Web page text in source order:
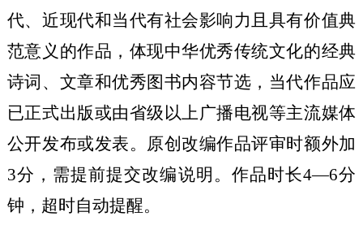
代、近现代和当代有社会影响力且具有价值典
范意义的作品，体现中华优秀传统文化的经典
诗词、文章和优秀图书内容节选，当代作品应
已正式出版或由省级以上广播电视等主流媒体
公开发布或发表。原创改编作品评审时额外加
3分，需提前提交改编说明。作品时长4—6分
钟，超时自动提醒。